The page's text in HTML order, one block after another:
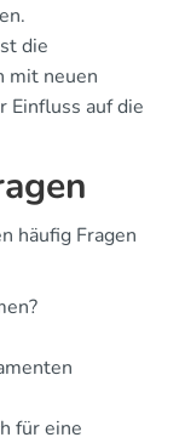
die
mit neuen
Einfluss auf die
häufig Fragen
für eine